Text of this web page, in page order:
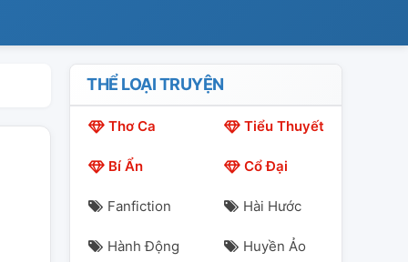
THỂ LOẠI TRUYỆN
Thơ Ca Tiểu Thuyết
Bí Ẩn Cổ Đại
Fanfiction Hài Hước
Hành Động Huyền Ảo